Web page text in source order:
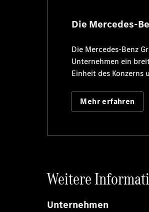
Die Mercedes-
Die Mercedes-Benz
Unternehmen ein
Einheit des Konzerns
Mehr erfahren
Weitere
Unternehmen